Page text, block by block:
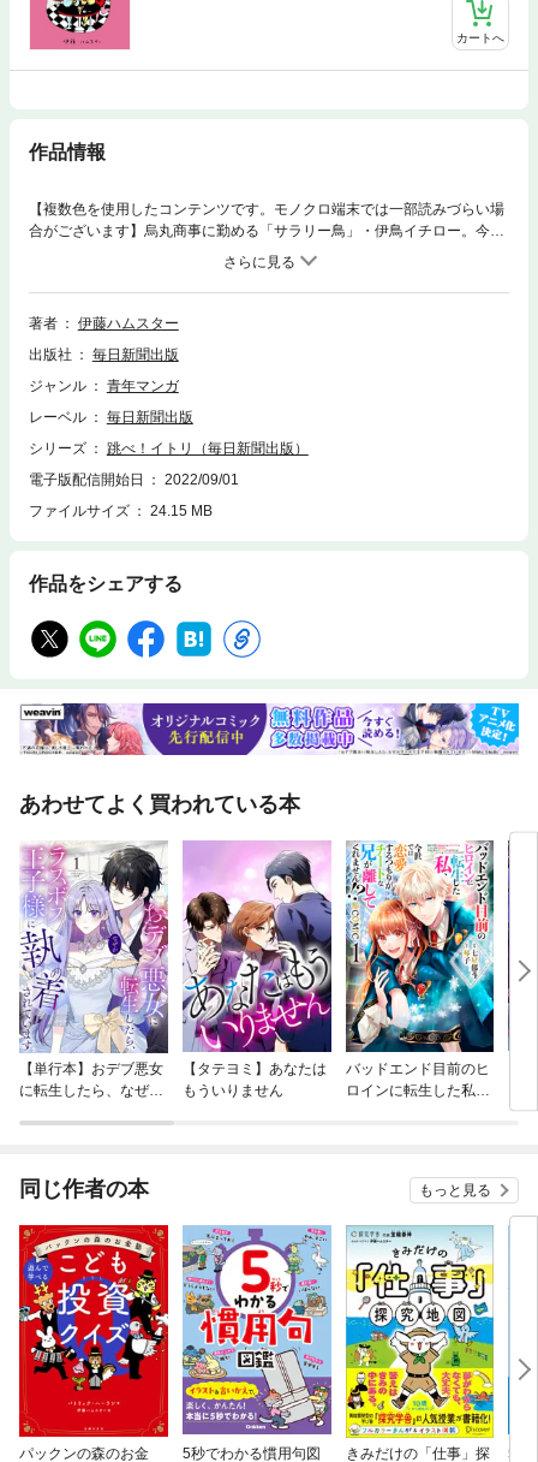
カートへ
作品情報
【複数色を使用したコンテンツです。モノクロ端末では一部読みづらい場
合がございます】烏丸商事に勤める「サラリー鳥」・伊鳥イチロー。今回
も天然全開のイトリが巻き起こすおとぼけエピソードがてんこもりの爆笑
4コママンガ。「言わなきゃよかった」「もどかしさ」「報・連・相」「R
PG」「鳥拓」など、181編に加え、描き下ろし「マドンナの夜じたく」を
収録。「毎日新聞デジタル」で好評連載中の「跳べ！イトリ」、電子書籍
者は語る／報・連・相／ずれ／RPG／ユミちゃんの双子／脱羽毛／泡洗顔
／鳥拓／流出／料理男子／工夫／井の中／犬とカステラ／クラッシャー上
くちこく／ウィン ウィン／ピンチ／曲線美……and more.
著者
伊藤ハムスター
出版社
毎日新聞出版
ジャンル
青年マンガ
レーベル
毎日新聞出版
シリーズ
跳べ！イトリ（毎日新聞出版）
電子版配信開始日
2022/09/01
ファイルサイズ
24.15 MB
作品をシェアする
あわせてよく買われている本
【単行本】おデブ悪女
に転生したら、なぜか
【タテヨミ】あなたは
もういりません
バッドエンド目前のヒ
ロインに転生した私、
同じ作者の本 もっと見る
パックンの森のお金 5秒でわかる慣用句図 きみだけの「仕事」探 5秒